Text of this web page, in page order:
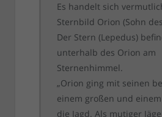
Es handelt sich
Sternbild Orion (Sohn
Der Stern (Lepedus)
unterhalb des Orion am
Sternenhimmel.
„Orion ging mit seinen
einem großen und
die Jagd. Als mutiger